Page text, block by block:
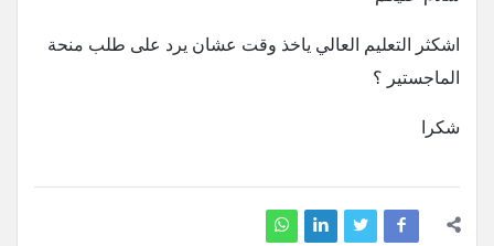
اشكثر التعليم العالي ياخذ وقت عشان يرد على طلب منحة
الماجستير ؟
شكرا